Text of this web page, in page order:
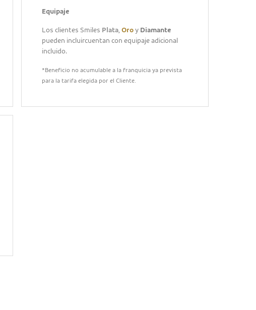
Equipaje
Los clientes Smiles Plata, Oro y Diamante
pueden incluircuentan con equipaje adicional
incluido.
*Beneficio no acumulable a la franquicia ya prevista
para la tarifa elegida por el Cliente.